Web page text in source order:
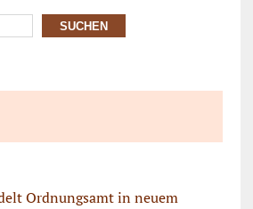
SUCHEN
Ordnungsamt in neuem